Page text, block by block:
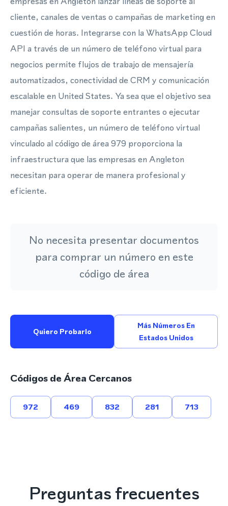
cliente, canales de ventas o campañas de marketing en
cuestión de horas. Integrarse con la WhatsApp Cloud
API a través de un número de teléfono virtual para
negocios permite flujos de trabajo de mensajería
automatizados, conectividad de CRM y comunicación
escalable en United States. Ya sea que el objetivo sea
manejar consultas de soporte entrantes o ejecutar
campañas salientes, un número de teléfono virtual
vinculado al código de área 979 proporciona la
infraestructura que las empresas en Angleton
necesitan para operar de manera profesional y
eficiente.
No necesita presentar documentos
para comprar un número en este
código de área
Quiero Probarlo
Más Números En
Estados Unidos
Códigos de Área Cercanos
972 469 832 281 713
Preguntas frecuentes